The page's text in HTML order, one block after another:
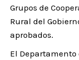
Grupos de
Rural del
aprobados.
El Departamento